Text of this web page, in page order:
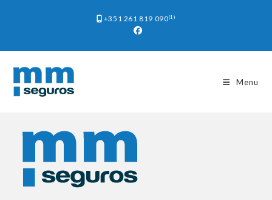
+351 261 819 090(1)
Menu